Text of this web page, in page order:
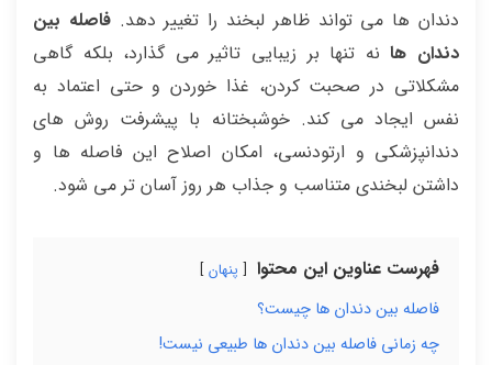
دندان ها می تواند ظاهر لبخند را تغییر دهد.فاصله بین
دندان هانه تنها بر زیبایی تاثیر می گذارد، بلکه گاهی
مشکلاتی در صحبت کردن، غذا خوردن و حتی اعتماد به
نفس ایجاد می کند. خوشبختانه با پیشرفت روش های
دندانپزشکی و ارتودنسی، امکان اصلاح این فاصله ها و
داشتن لبخندی متناسب و جذاب هر روز آسان تر می شود.
فهرست عناوین این محتوا پنهان
فاصله بین دندان ها چیست؟
چه زمانی فاصله بین دندان ها طبیعی نیست!